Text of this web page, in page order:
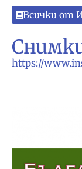
Всички от
https://